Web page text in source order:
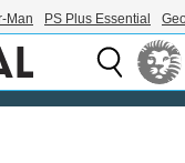
Man PS Plus Essential